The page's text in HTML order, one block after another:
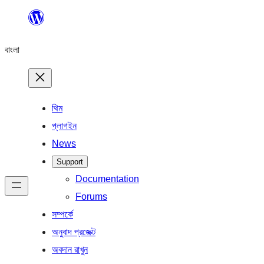
যান
বাংলা
থিম
প্লাগইন
News
Support
Documentation
Forums
সম্পর্কে
অনুবাদ প্রজেক্ট
অবদান রাখুন